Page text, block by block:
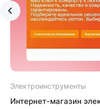
Электроинструменты
Интернет-магазин